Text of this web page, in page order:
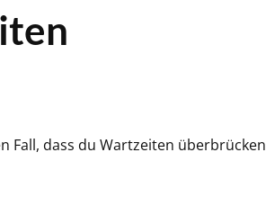
Fall, dass du Wartzeiten überbrücken